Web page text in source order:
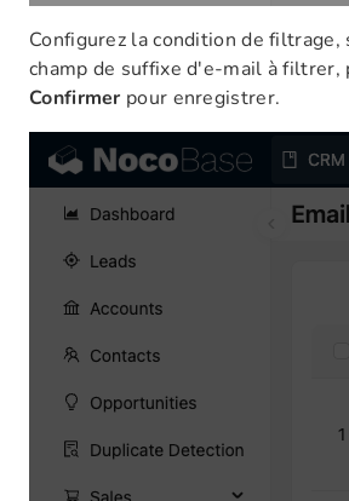
Configurez la condition de filtrage,
champ de suffixe d'e-mail à filtrer,
Confirmer pour enregistrer.